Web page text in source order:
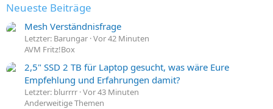
Neueste Beiträge
Mesh Verständnisfrage
Letzter: Barungar Vor 42 Minuten
AVM Fritz!Box
2,5" SSD 2 TB für Laptop gesucht, was wäre Eure
Empfehlung und Erfahrungen damit?
Letzter: blurrrr Vor 43 Minuten
Anderweitige Themen